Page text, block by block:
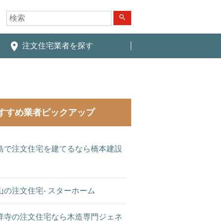
search
place 注文住宅業者を探す
すめ業者ピックアップ
で注文住宅を建てるなら橋本建設
の注文住宅- スターホーム
寺の注文住宅なら木造専門ジェネ